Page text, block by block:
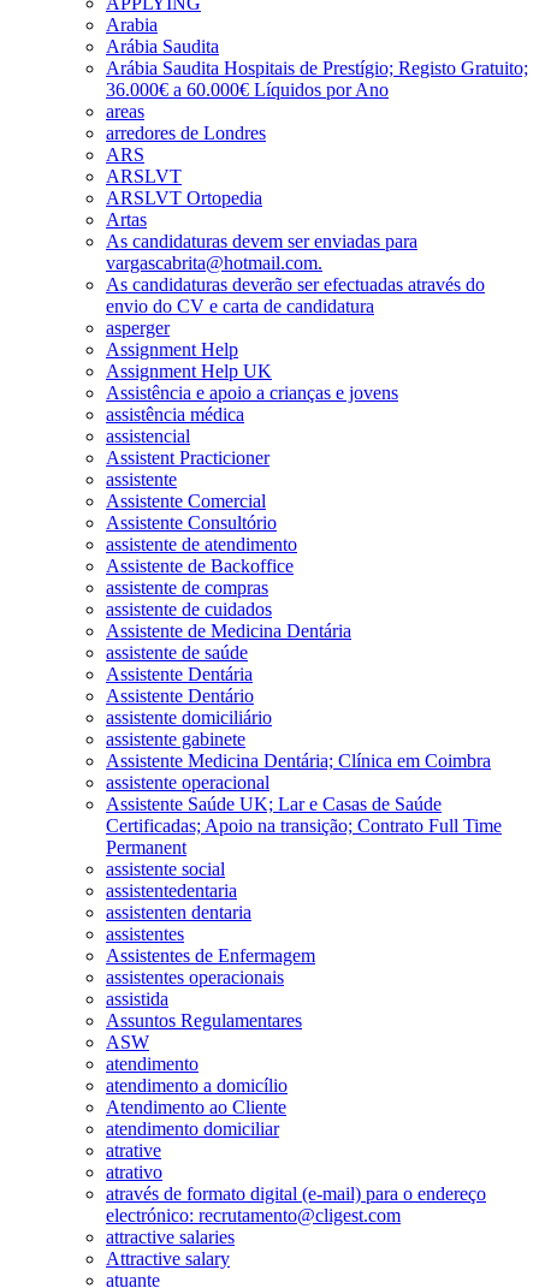
Arabia
Arábia Saudita
Arábia Saudita Hospitais de Prestígio; Registo Gratuito;
36.000€ a 60.000€ Líquidos por Ano
areas
arredores de Londres
ARS
ARSLVT
ARSLVT Ortopedia
Artas
As candidaturas devem ser enviadas para
vargascabrita@hotmail.com.
As candidaturas deverão ser efectuadas através do
envio do CV e carta de candidatura
asperger
Assignment Help
Assignment Help UK
Assistência e apoio a crianças e jovens
assistência médica
assistencial
Assistent Practicioner
assistente
Assistente Comercial
Assistente Consultório
assistente de atendimento
Assistente de Backoffice
assistente de compras
assistente de cuidados
Assistente de Medicina Dentária
assistente de saúde
Assistente Dentária
Assistente Dentário
assistente domiciliário
assistente gabinete
Assistente Medicina Dentária; Clínica em Coimbra
assistente operacional
Assistente Saúde UK; Lar e Casas de Saúde
Certificadas; Apoio na transição; Contrato Full Time
Permanent
assistente social
assistentedentaria
assistenten dentaria
assistentes
Assistentes de Enfermagem
assistentes operacionais
assistida
Assuntos Regulamentares
ASW
atendimento
atendimento a domicílio
Atendimento ao Cliente
atendimento domiciliar
atrative
atrativo
através de formato digital (e-mail) para o endereço
electrónico: recrutamento@cligest.com
attractive salaries
Attractive salary
atuante